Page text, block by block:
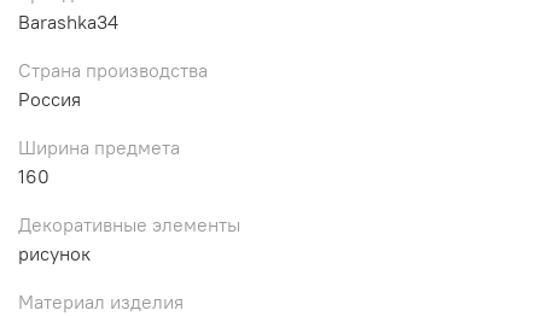
Barashka34
Страна производства
Россия
Ширина предмета
160
Декоративные элементы
рисунок
Материал изделия